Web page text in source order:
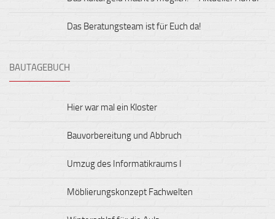
Das Beratungsteam ist für Euch da!
BAUTAGEBUCH
Hier war mal ein Kloster
Bauvorbereitung und Abbruch
Umzug des Informatikraums I
Möblierungskonzept Fachwelten